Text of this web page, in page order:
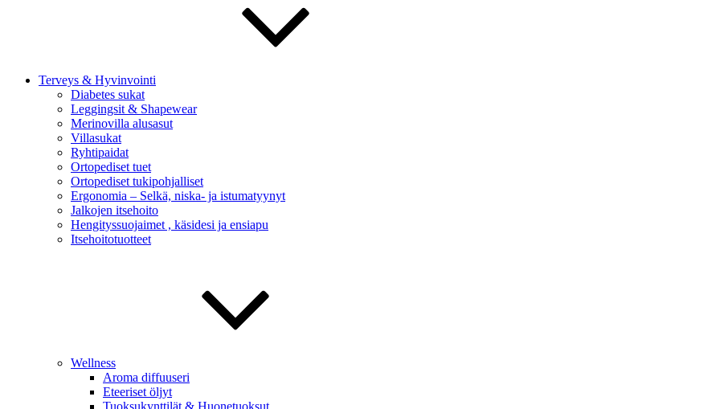
Terveys & Hyvinvointi
Diabetes sukat
Leggingsit & Shapewear
Merinovilla alusasut
Villasukat
Ryhtipaidat
Ortopediset tuet
Ortopediset tukipohjalliset
Ergonomia – Selkä, niska- ja istumatyynyt
Jalkojen itsehoito
Hengityssuojaimet , käsidesi ja ensiapu
Itsehoitotuotteet
Wellness
Aroma diffuuseri
Eteeriset öljyt
Tuoksukynttilät & Huonetuoksut